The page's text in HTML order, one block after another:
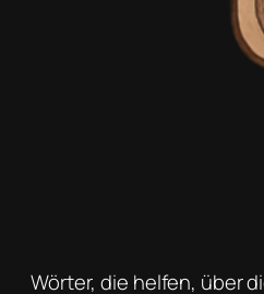
Wörter, die helfen, über